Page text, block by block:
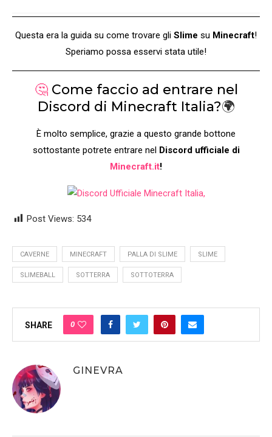
Questa era la guida su come trovare gli Slime su Minecraft!
Speriamo possa esservi stata utile!
🤔 Come faccio ad entrare nel
Discord di Minecraft Italia?🌍
È molto semplice, grazie a questo grande bottone
sottostante potrete entrare nel
Discord ufficiale di
Minecraft.it!
Post Views: 534
CAVERNE MINECRAFT PALLA DI SLIME SLIME
SLIMEBALL SOTTERRA SOTTOTERRA
SHARE 0
GINEVRA